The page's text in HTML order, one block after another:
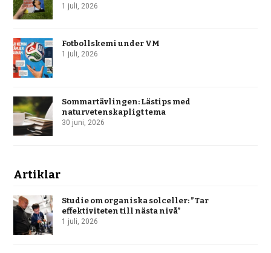
1 juli, 2026
Fotbollskemi under VM
1 juli, 2026
Sommartävlingen: Lästips med
naturvetenskapligt tema
30 juni, 2026
Artiklar
Studie om organiska solceller: ”Tar
effektiviteten till nästa nivå”
1 juli, 2026